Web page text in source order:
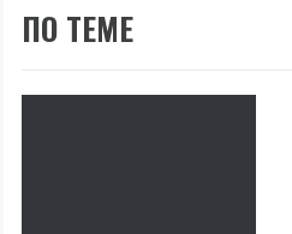
ПО ТЕМЕ